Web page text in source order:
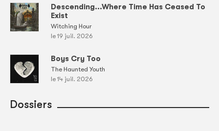
Descending...Where Time Has Ceased To
Exist
Witching Hour
le 19 juil. 2026
Boys Cry Too
The Haunted Youth
le 14 juil. 2026
Dossiers